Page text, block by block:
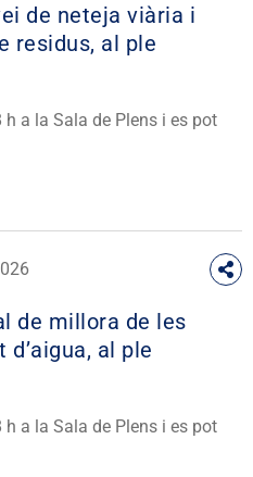
de neteja viària i
residus, al ple
a la Sala de Plens i es pot
de millora de les
d’aigua, al ple
a la Sala de Plens i es pot